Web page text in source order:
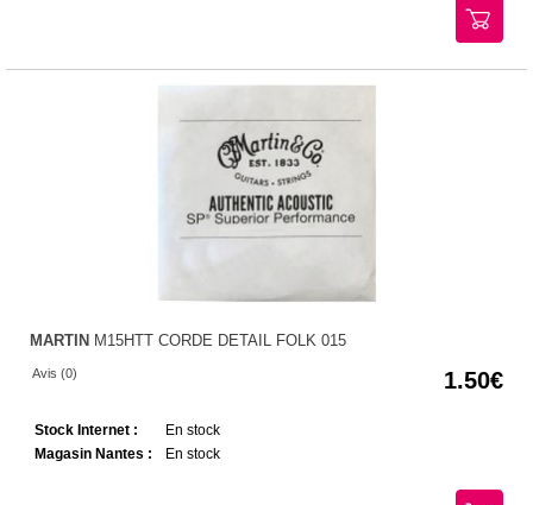
MARTIN M15HTT CORDE DETAIL FOLK 015
Avis (0) 1.50
Stock Internet :
En stock
Magasin Nantes :
En stock